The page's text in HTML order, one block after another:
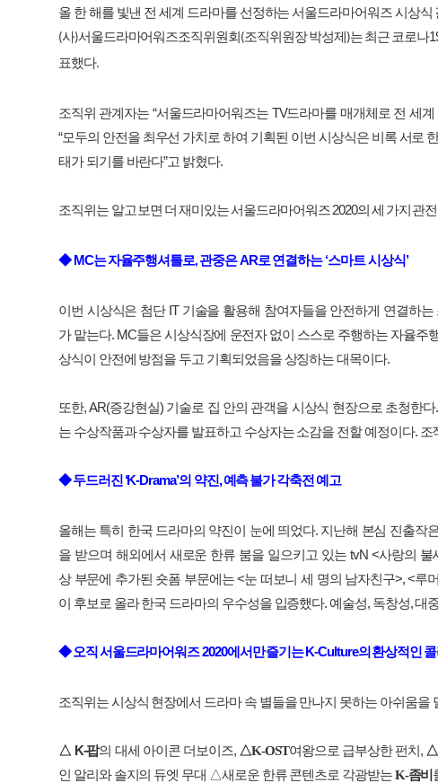
올 한해를 빛낸 전 세계 드라마를 선정하는 서울드라마어워즈 시상식
(사)서울드라마어워즈조직위원회(조직위원장 박성제)는 최근 코로나
표했다.
조직위 관계자는 “서울드라마어워즈는 TV드라마를 매개체로 전 세계
“모두의 안전을 최우선 가치로 하여 기획된 이번 시상식은 비록 서로
태가 되기를 바란다”고 밝혔다.
조직위는 알고 보면 더재미있는서울드라마어워즈2020의세 가지관전
◆MC는자율주행셔틀로, 관중은AR로 연결하는‘스마트 시상식’
이번 시상식은 첨단IT 기술을 활용해 참여자들을 안전하게 연결하는
가 맡는다. MC들은 시상식장에 운전자 없이 스스로 주행하는 자율주
상식이 안전에 방점을 두고 기획되었음을 상징하는대목이다.
또한, AR(증강현실) 기술로 집 안의 관객을 시상식 현장으로 초청한다
는 수상작품과 수상자를 발표하고 수상자는 소감을 전할 예정이다. 조
◆두드러진 ‘K-Drama’의 약진,예측불가각축전예고
올해는 특히 한국 드라마의 약진이 눈에 띄었다. 지난해 본심 진출작
을 받으며 해외에서 새로운 한류 붐을 일으키고 있는tvN <사랑의 불
상 부문에 추가된 숏폼 부문에는<눈 떠보니 세 명의 남자친구>, <루
이 후보로 올라 한국 드라마의 우수성을 입증했다. 예술성, 독창성,대
◆ 오직서울드라마어워즈2020에서만즐기는K-Culture의환상적인
조직위는 시상식 현장에서 드라마 속 별들을 만나지 못하는 아쉬움을
△ K-팝의 대세 아이콘 더보이즈, △K-OST여왕으로 급부상한 펀치, △
인 알리와 솔지의 듀엣 무대 △새로운 한류 콘텐츠로 각광받는K-좀비